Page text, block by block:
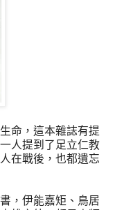
命，這本雜誌有提
人提到了足立仁教
在戰後，也都遺忘
，伊能嘉矩、鳥居